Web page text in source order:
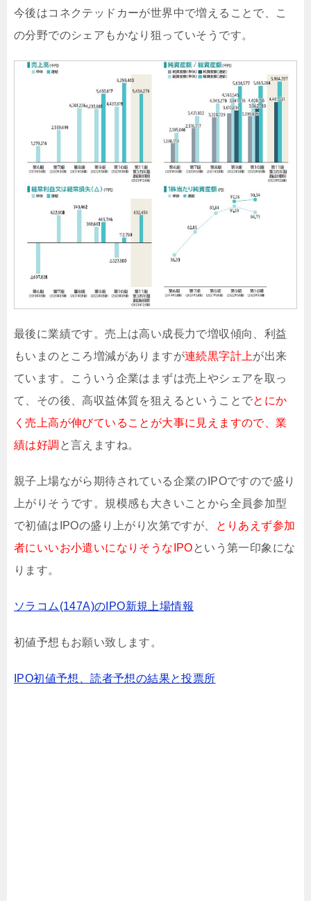
今後はコネクテッドカーが世界中で増えることで、こ
の分野でのシェアもかなり狙っていそうです。
最後に業績です。売上は高い成長力で増収傾向、利益
もいまのところ増減がありますが連続黒字計上が出来
ています。こういう企業はまずは売上やシェアを取っ
て、その後、高収益体質を狙えるということでとにか
く売上高が伸びていることが大事に見えますので、業
績は好調 と言えますね。
親子上場ながら期待されている企業のIPOですので盛り
上がりそうです。規模感も大きいことから全員参加型
で初値はIPOの盛り上がり次第ですが、
とりあえず参加
者にいいお小遣いになりそうなIPOという第一印象にな
ります。
ソラコム(147A)のIPO新規上場情報
初値予想もお願い致します。
IPO初値予想、読者予想の結果と投票所